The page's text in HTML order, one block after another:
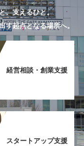
、支えるひと。
起点となる場所へ。
経営相談・創業支援​
スタートアップ支援​